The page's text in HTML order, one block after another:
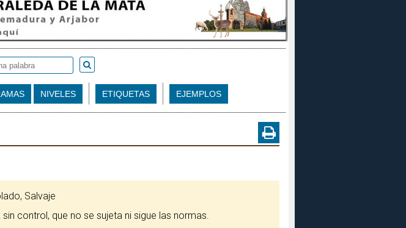
NIVELES ETIQUETAS EJEMPLOS
Salvaje
sin control, que no se sujeta ni sigue las normas.